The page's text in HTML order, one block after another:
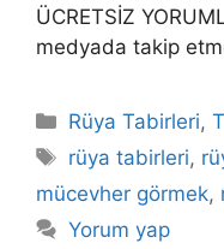
ÜCRETSİZ
medyada takip
Kategoriler
Rüya Tabirleri,T
Etiketler
rüya tabirleri,
mücevher görmek,
Yorum yap